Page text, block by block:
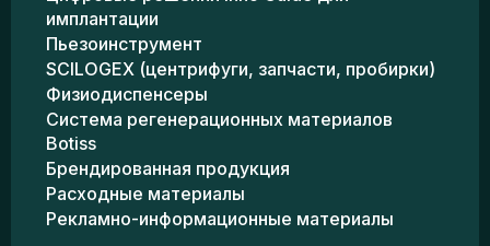
имплантации
Пьезоинструмент
SCILOGEX (центрифуги, запчасти, пробирки)
Физиодиспенсеры
Система регенерационных материалов
Botiss
Брендированная продукция
Расходные материалы
Рекламно-информационные материалы